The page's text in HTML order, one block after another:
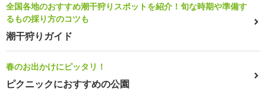
全国各地のおすすめ潮干狩りスポットを紹介！旬な時期や準備す
るもの採り方のコツも
潮干狩りガイド
春のお出かけにピッタリ！
ピクニックにおすすめの公園